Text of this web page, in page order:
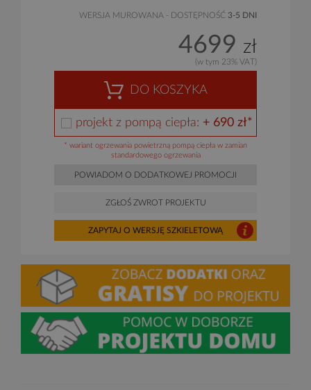
WERSJA MUROWANA - DOSTĘPNOŚĆ 3-5 DNI
4699 zł
(w tym 23% VAT)
DO KOSZYKA
projekt z pompą ciepła: + 690 zł*
* wariant ogrzewania powietrzną pompą ciepła w zamian
standardowego ogrzewania
POWIADOM O DODATKOWEJ PROMOCJI
ZGŁOŚ ZWROT PROJEKTU
ZAPYTAJ O WERSJĘ SZKIELETOWĄ